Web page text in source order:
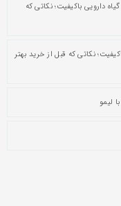
دارویی باکیفیت؛ نکاتی که
نکاتی که قبل از خرید بهتر
لیمو